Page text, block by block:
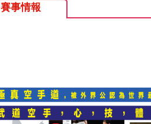
賽事情報